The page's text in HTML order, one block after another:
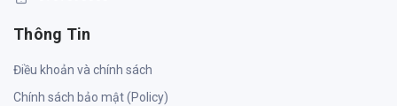
Thông Tin
Điều khoản và chính sách
Chính sách bảo mật (Policy)